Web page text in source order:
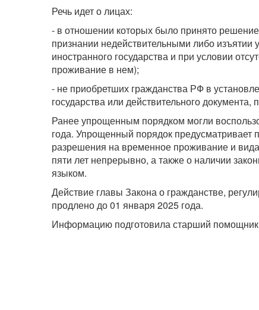
Речь идет о лицах:
- в отношении которых было принято
признании недействительными либо
иностранного государства и при условии
проживание в нем);
- не приобретших гражданства РФ в
государства или действительного
Ранее упрощенным порядком могли
года. Упрощенный порядок предусматривает
разрешения на временное проживание и
пяти лет непрерывно, а также о наличии
языком.
Действие главы Закона о гражданстве,
продлено до 01 января 2025 года.
Информацию подготовила старший